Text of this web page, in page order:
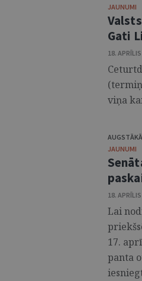
JAUNUMI
Gati
18.
viņa
JAUNUMI
18.
Lai
17.
panta